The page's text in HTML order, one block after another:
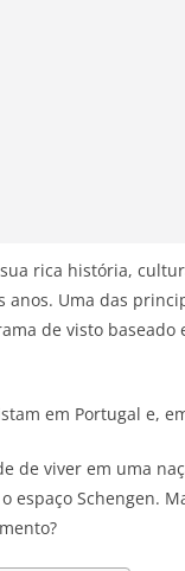
rica história,
Uma das
de visto
em Portugal e,
de viver em uma
espaço Schengen.